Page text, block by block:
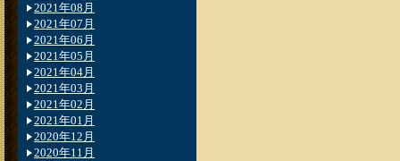
2021年08月
2021年07月
2021年06月
2021年05月
2021年04月
2021年03月
2021年02月
2021年01月
2020年12月
2020年11月